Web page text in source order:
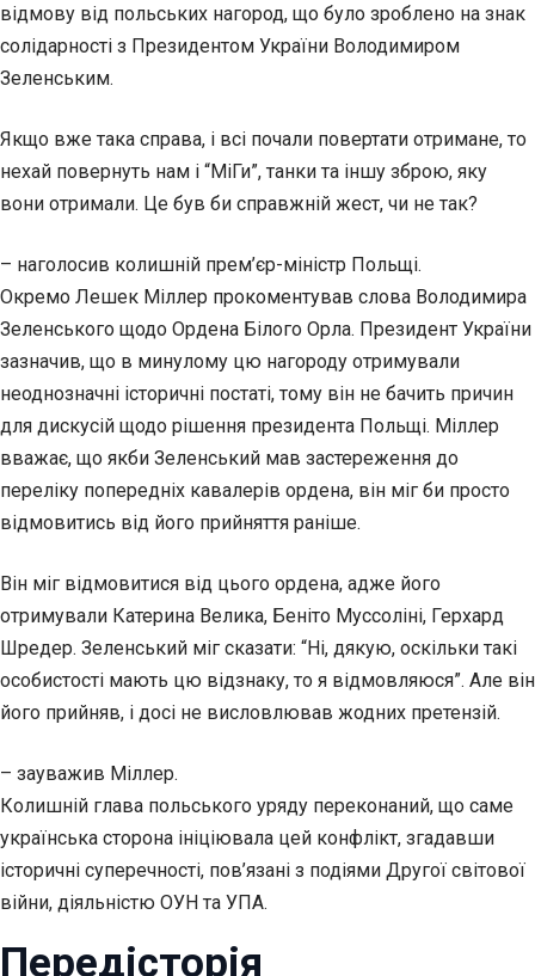
відмову від польських нагород, що було зроблено на знак
солідарності з Президентом України Володимиром
Зеленським.
Якщо вже така справа, і всі почали повертати отримане, то
нехай повернуть нам і “МіГи”, танки та іншу зброю, яку
вони отримали. Це був би справжній жест, чи не так?
– наголосив колишній прем’єр-міністр Польщі.
Окремо Лешек Міллер прокоментував слова Володимира
Зеленського щодо Ордена Білого Орла. Президент України
зазначив, що в минулому цю нагороду отримували
неоднозначні історичні постаті, тому він не бачить причин
для дискусій щодо рішення президента Польщі. Міллер
вважає, що якби Зеленський мав застереження до
переліку попередніх кавалерів ордена, він міг би просто
відмовитись від його прийняття раніше.
Він міг відмовитися від цього ордена, адже його
отримували Катерина Велика, Беніто Муссоліні, Герхард
Шредер. Зеленський міг сказати: “Ні, дякую, оскільки такі
особистості мають цю відзнаку, то я відмовляюся”. Але він
його прийняв, і досі не висловлював жодних претензій.
– зауважив Міллер.
Колишній глава польського уряду переконаний, що саме
українська сторона ініціювала цей конфлікт, згадавши
історичні суперечності, пов’язані з подіями Другої світової
війни, діяльністю ОУН та УПА.
Передісторія